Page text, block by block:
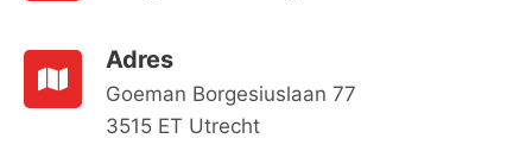
Adres
Goeman Borgesiuslaan 77
3515 ET Utrecht